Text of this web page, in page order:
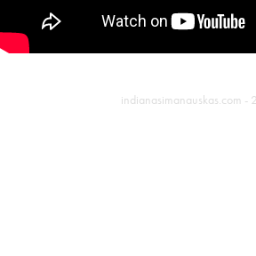
indianasimanauskas.com -